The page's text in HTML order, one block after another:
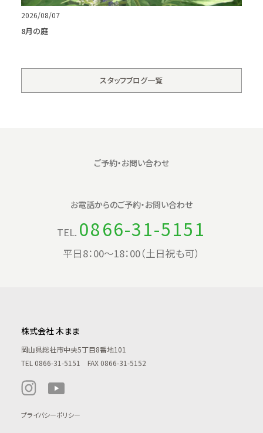
2026/08/07
8月の庭
スタッフブログ一覧
ご予約・お問い合わせ
お電話からのご予約・お問い合わせ
TEL. 0866-31-5151
平日8：00〜18：00（土日祝も可）
株式会社 木まま
岡山県総社市中央5丁目8番地101
TEL 0866-31-5151 FAX 0866-31-5152
プライバシーポリシー